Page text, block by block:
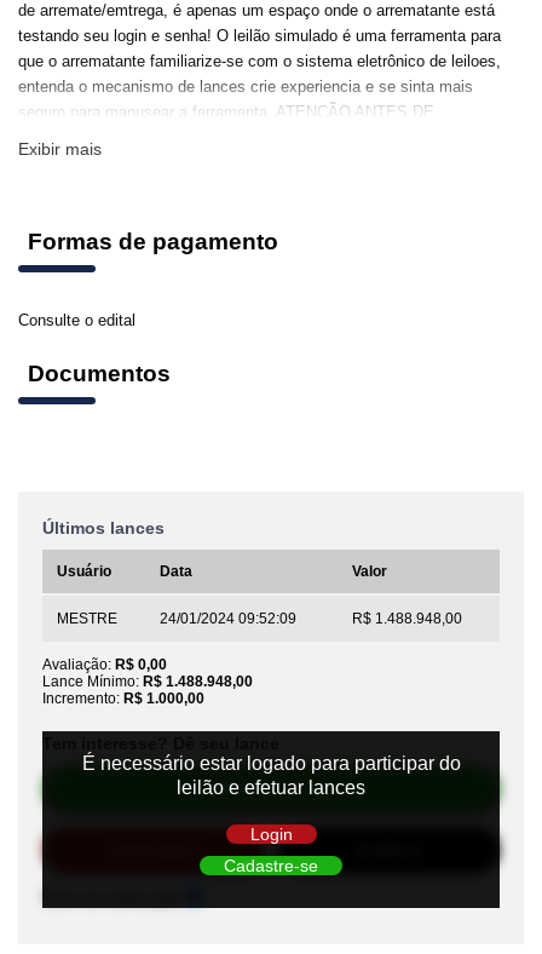
de arremate/emtrega, é apenas um espaço onde o arrematante está
testando seu login e senha! O leilão simulado é uma ferramenta para
que o arrematante familiarize-se com o sistema eletrônico de leiloes,
entenda o mecanismo de lances crie experiencia e se sinta mais
seguro para manusear a ferramenta. ATENÇÃO ANTES DE
Exibir mais
Formas de pagamento
Consulte o edital
Documentos
Últimos lances
Usuário Data Valor
MESTRE 24/01/2024 09:52:09 R$ 1.488.948,00
Avaliação: R$ 0,00
Lance Mínimo: R$ 1.488.948,00
Incremento: R$ 1.000,00
Efetuar Lance
É necessário estar logado para participar do
leilão e efetuar lances
Login
Cadastre-se